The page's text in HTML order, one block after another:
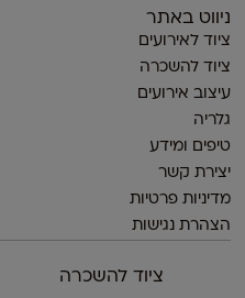
ניווט באתר
ציוד לאירועים
ציוד להשכרה
עיצוב אירועים
גלריה
טיפים ומידע
יצירת קשר
מדיניות פרטיות
הצהרת נגישות
ציוד להשכרה